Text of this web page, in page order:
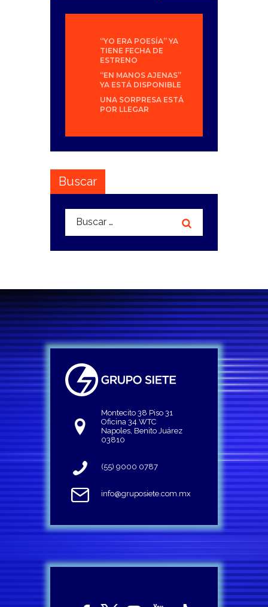
“YO ERA POESÍA” YA
TIENE FECHA DE
ESTRENO
“EN MANOS AJENAS”
YA ESTÁ DISPONIBLE
UNA SORPRESA ESTÁ
POR LLEGAR
Buscar
Buscar:
Montecito 38 Piso 31
Oficina 34 WTC
Napoles, Benito Juárez
03810
(55) 9000 0787
info@gruposiete.com.mx